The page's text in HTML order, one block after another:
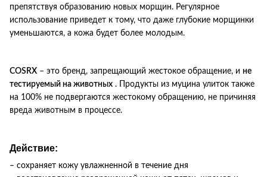
препятствуя образованию новых морщин. Регулярное
использование приведет к тому, что даже глубокие морщинки
уменьшаются, а кожа будет более молодым.
COSRX – это бренд, запрещающий жестокое обращение, и не
тестируемый на животных .
Продукты из муцина улиток также
на 100% не подвергаются жестокому обращению, не причиняя
вреда животным в процессе.
Действие:
– сохраняет кожу увлажненной в течение дня